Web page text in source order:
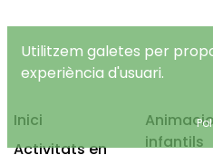
Inici
Activitats en
infantils
Utilitzem galetes per
experiència d'usuari.